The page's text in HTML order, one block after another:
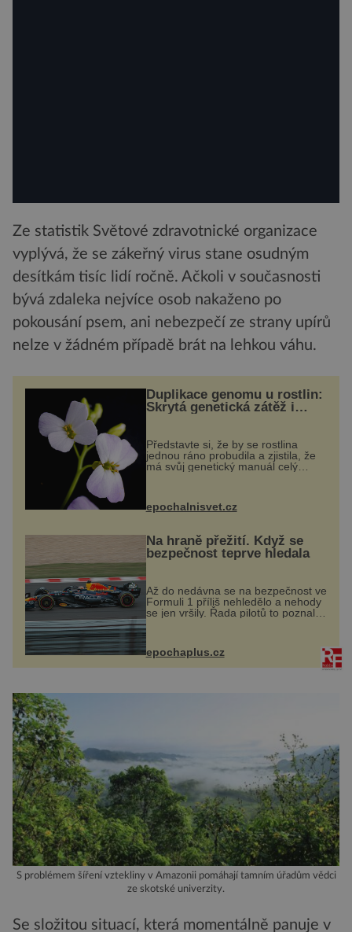
Ze statistik Světové zdravotnické organizace
vyplývá, že se zákeřný virus stane osudným
desítkám tisíc lidí ročně. Ačkoli v současnosti
bývá zdaleka nejvíce osob nakaženo po
pokousání psem, ani nebezpečí ze strany upírů
nelze v žádném případě brát na lehkou váhu.
Duplikace genomu u rostlin:
Skrytá genetická zátěž i
Představte si, že by se rostlina
jednou ráno probudila a zjistila, že
má svůj genetický manuál celý
výzkumu to může být pro druhy
vstupenka...
epochalnisvet.cz
Na hraně přežití. Když se
bezpečnost teprve hledala
Až do nedávna se na bezpečnost ve
Formuli 1 příliš nehledělo a nehody
se jen vršily. Řada pilotů to poznala
na vlastní kůži, často s trvalými
následky nebo bohužel i ztrátou
života. Dnes nepochopiteln...
epochaplus.cz
S problémem šíření vztekliny v Amazonii pomáhají tamním úřadům vědci
ze skotské univerzity.
Se složitou situací, která momentálně panuje v